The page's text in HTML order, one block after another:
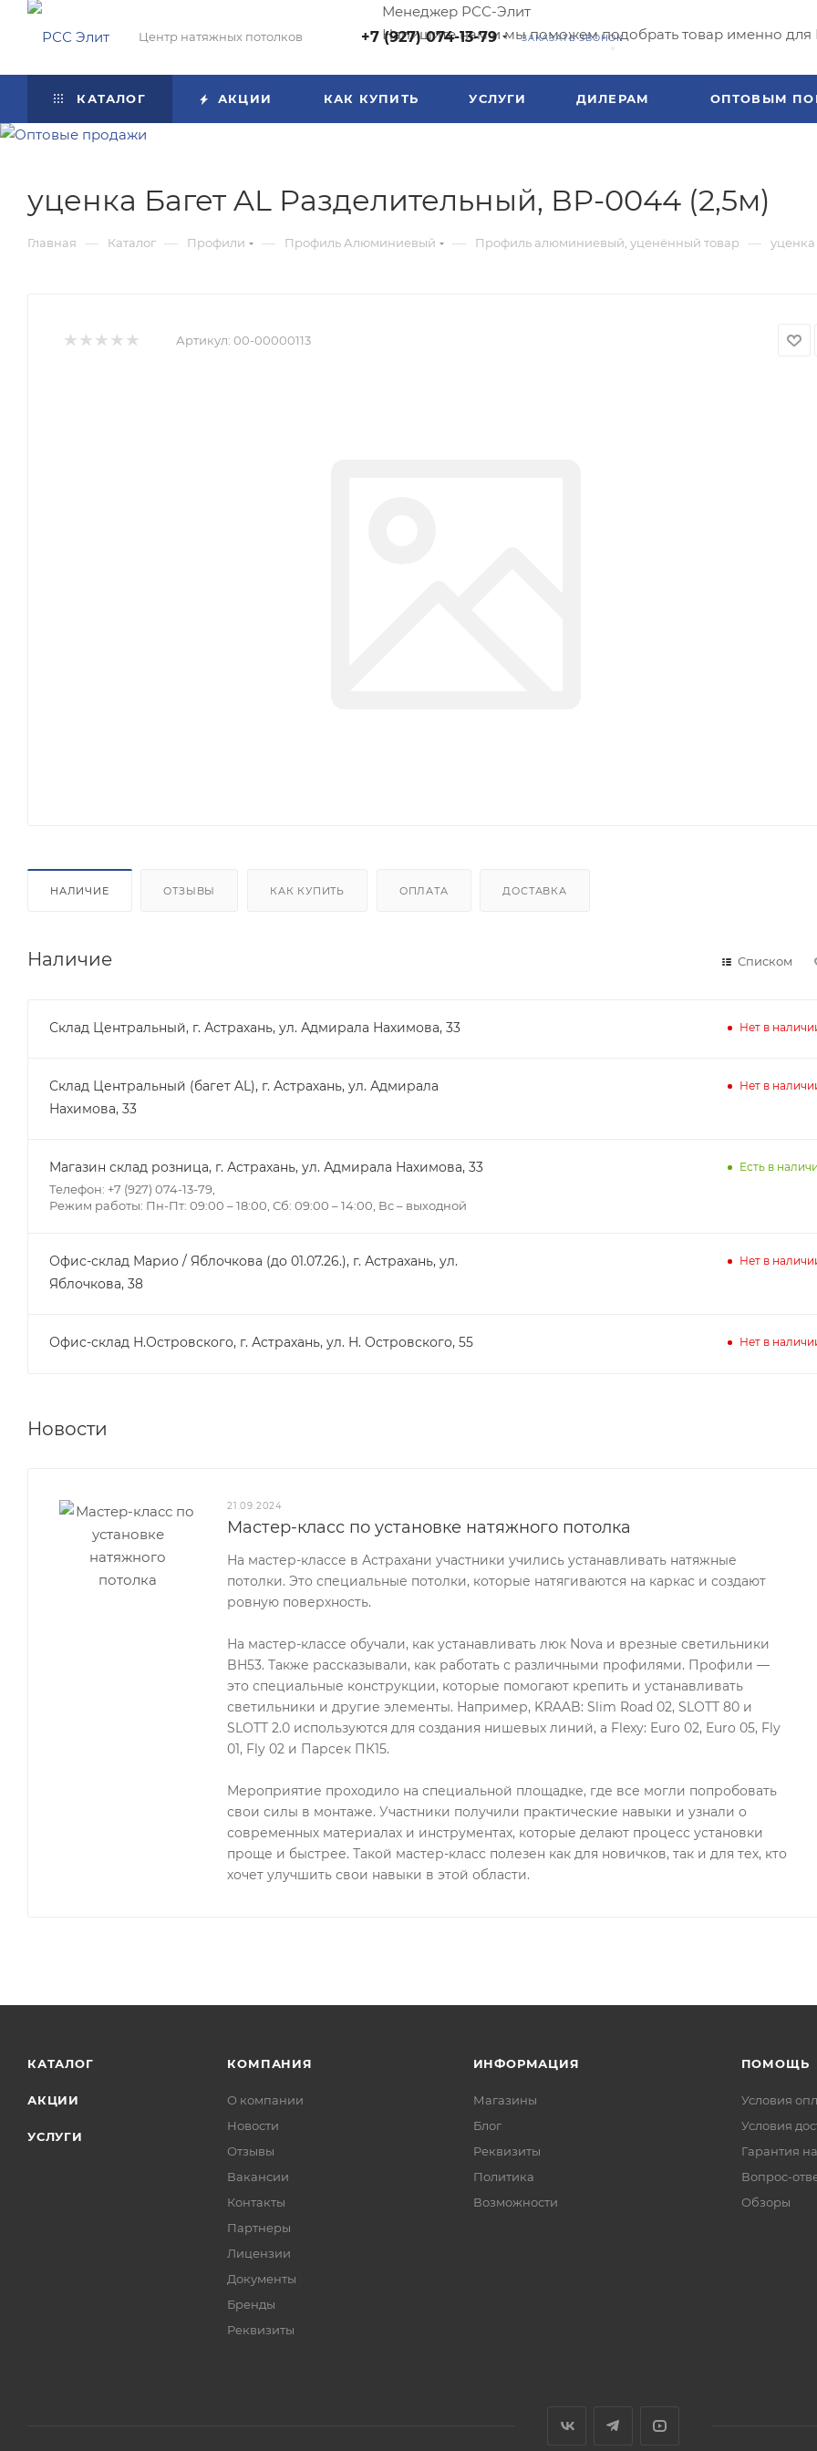
Менеджер РСС-Элит
Напишите нам и мы поможем подобрать товар именно для
Центр натяжных потолков +7 (927) 074-13-79 ЗАКАЗАТЬ ЗВОНОК
КАТАЛОГ АКЦИИ КАК КУПИТЬ УСЛУГИ ДИЛЕРАМ ОПТОВЫМ
уценка Багет AL Разделительный, ВР-0044 (2,5м)
Главная — Каталог — Профили — Профиль Алюминиевый — Профиль алюминиевый, уценённый товар —
Артикул: 00-00000113
НАЛИЧИЕ ОТЗЫВЫ КАК КУПИТЬ ОПЛАТА ДОСТАВКА
Наличие Списком
Склад Центральный, г. Астрахань, ул. Адмирала Нахимова, 33 Нет в
Склад Центральный (багет AL), г. Астрахань, ул. Адмирала
Нахимова, 33
Нет в
Магазин склад розница, г. Астрахань, ул. Адмирала Нахимова, 33
Телефон: +7 (927) 074-13-79,
Режим работы: Пн-Пт: 09:00 – 18:00, Сб: 09:00 – 14:00, Вс – выходной
Есть в
Офис-склад Марио / Яблочкова (до 01.07.26.), г. Астрахань, ул.
Яблочкова, 38
Нет в
Офис-склад Н.Островского, г. Астрахань, ул. Н. Островского, 55 Нет в
Новости
21.09.2024
Мастер-класс по установке натяжного потолка
На мастер-классе в Астрахани участники учились устанавливать натяжные
потолки. Это специальные потолки, которые натягиваются на каркас и создают
ровную поверхность.
На мастер-классе обучали, как устанавливать люк Nova и врезные светильники
BH53. Также рассказывали, как работать с различными профилями. Профили —
это специальные конструкции, которые помогают крепить и устанавливать
светильники и другие элементы. Например, KRAAB: Slim Road 02, SLOTT 80 и
SLOTT 2.0 используются для создания нишевых линий, а Flexy: Euro 02, Euro 05, Fly
01, Fly 02 и Парсек ПК15.
Мероприятие проходило на специальной площадке, где все могли попробовать
свои силы в монтаже. Участники получили практические навыки и узнали о
современных материалах и инструментах, которые делают процесс установки
проще и быстрее. Такой мастер-класс полезен как для новичков, так и для тех, кто
хочет улучшить свои навыки в этой области.
КАТАЛОГ
АКЦИИ
УСЛУГИ
КОМПАНИЯ
О компании
Новости
Отзывы
Вакансии
Контакты
Партнеры
Лицензии
Документы
Бренды
Реквизиты
ИНФОРМАЦИЯ
Магазины
Блог
Реквизиты
Политика
Возможности
ПОМОЩЬ
Условия
Условия
Гарантия
Вопрос-
Обзоры